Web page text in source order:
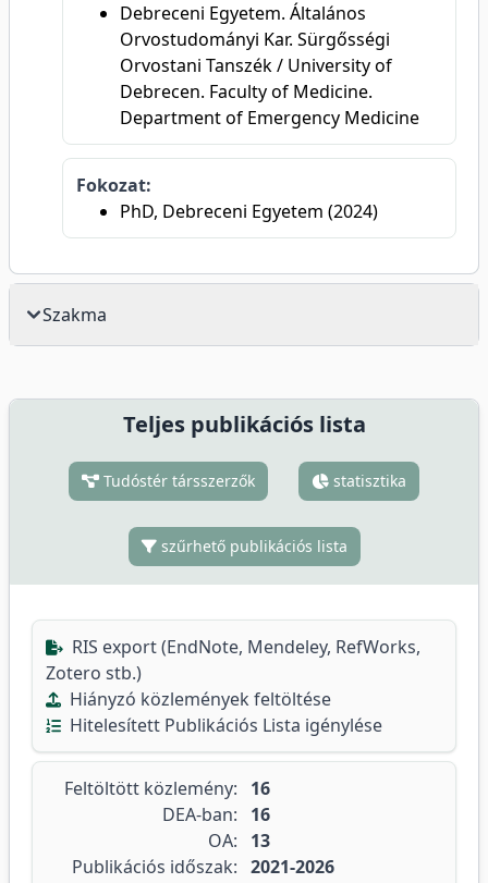
Debreceni Egyetem. Általános
Orvostudományi Kar. Sürgősségi
Orvostani Tanszék / University of
Debrecen. Faculty of Medicine.
Department of Emergency Medicine
Fokozat:
PhD, Debreceni Egyetem (2024)
Szakma
Teljes publikációs lista
Tudóstér társszerzők statisztika
szűrhető publikációs lista
RIS export (EndNote, Mendeley, RefWorks,
Zotero stb.)
Hiányzó közlemények feltöltése
Hitelesített Publikációs Lista igénylése
Feltöltött közlemény:
16
DEA-ban:
16
OA:
13
Publikációs időszak: 2021-2026